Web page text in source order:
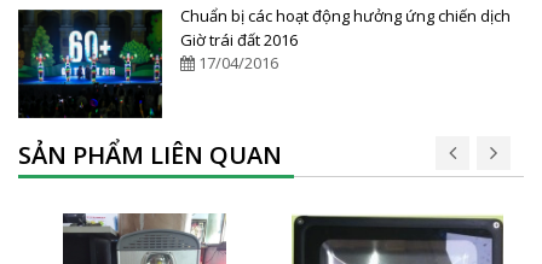
Chuẩn bị các hoạt động hưởng ứng chiến dịch
Giờ trái đất 2016
17/04/2016
SẢN PHẨM LIÊN QUAN